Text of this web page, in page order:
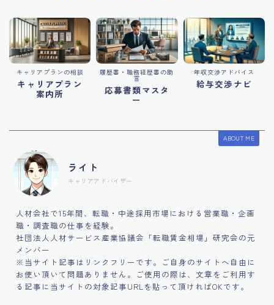
キャリアプランの相談
キャリアプラン
案内所
履歴書・職務経歴書の助
言
応募書類マスタ
ー
年収交渉アドバイス
給与交渉ナビ
ABOUT ME
ライト
キャリアアドバイザー
人材会社で15年間、転職・中途採用市場における営業職・企画
職・調査職の仕事を経験。
社団法人人材サービス産業協議会「転職賃金相場」研究会の元
メンバー
※当サイト記事はリンクフリーです。ご自身のサイトへ自由に
お使い頂いて問題ありません。ご使用の際は、文章をご利用す
る記事に当サイトの対象記事URLを貼って頂ければOKです。